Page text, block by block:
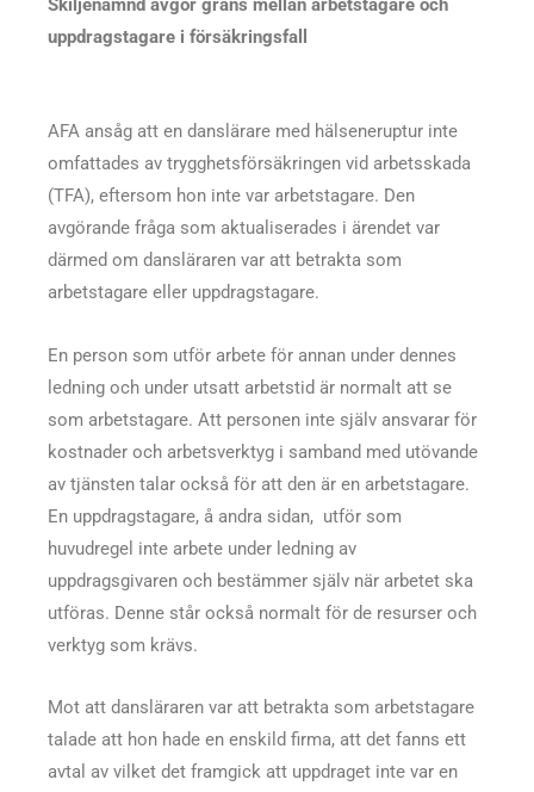
uppdragstagare i försäkringsfall
AFA ansåg att en danslärare med hälseneruptur inte
omfattades av trygghetsförsäkringen vid arbetsskada
(TFA), eftersom hon inte var arbetstagare. Den
avgörande fråga som aktualiserades i ärendet var
därmed om dansläraren var att betrakta som
arbetstagare eller uppdragstagare.
En person som utför arbete för annan under dennes
ledning och under utsatt arbetstid är normalt att se
som arbetstagare. Att personen inte själv ansvarar för
kostnader och arbetsverktyg i samband med utövande
av tjänsten talar också för att den är en arbetstagare.
En uppdragstagare, å andra sidan, utför som
huvudregel inte arbete under ledning av
uppdragsgivaren och bestämmer själv när arbetet ska
utföras. Denne står också normalt för de resurser och
verktyg som krävs.
Mot att dansläraren var att betrakta som arbetstagare
talade att hon hade en enskild firma, att det fanns ett
avtal av vilket det framgick att uppdraget inte var en